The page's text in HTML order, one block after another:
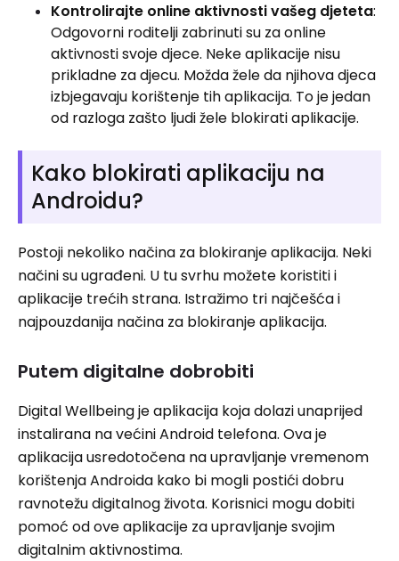
Kontrolirajte online aktivnosti vašeg djeteta:
Odgovorni roditelji zabrinuti su za online
aktivnosti svoje djece. Neke aplikacije nisu
prikladne za djecu. Možda žele da njihova djeca
izbjegavaju korištenje tih aplikacija. To je jedan
od razloga zašto ljudi žele blokirati aplikacije.
Kako blokirati aplikaciju na
Androidu?
Postoji nekoliko načina za blokiranje aplikacija. Neki
načini su ugrađeni. U tu svrhu možete koristiti i
aplikacije trećih strana. Istražimo tri najčešća i
najpouzdanija načina za blokiranje aplikacija.
Putem digitalne dobrobiti
Digital Wellbeing je aplikacija koja dolazi unaprijed
instalirana na većini Android telefona. Ova je
aplikacija usredotočena na upravljanje vremenom
korištenja Androida kako bi mogli postići dobru
ravnotežu digitalnog života. Korisnici mogu dobiti
pomoć od ove aplikacije za upravljanje svojim
digitalnim aktivnostima.